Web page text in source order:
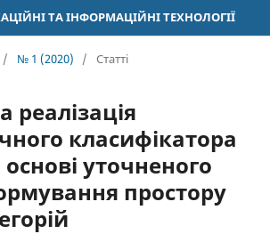
ТА ІНФОРМАЦІЙНІ ТЕХНОЛОГІЇ
/ № 1 (2020) / Статті
реалізація
класифікатора
основі уточненого
простору